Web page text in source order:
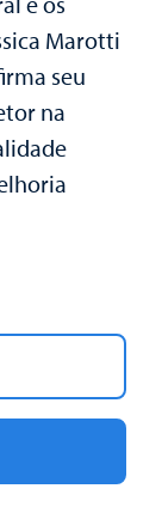
Marotti
seu
na